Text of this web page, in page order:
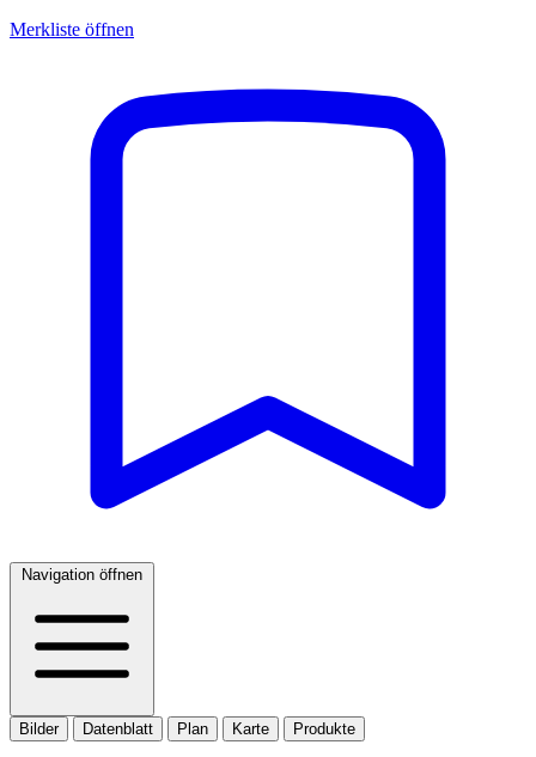
Merkliste öffnen
Navigation öffnen
Bilder Datenblatt Plan Karte Produkte